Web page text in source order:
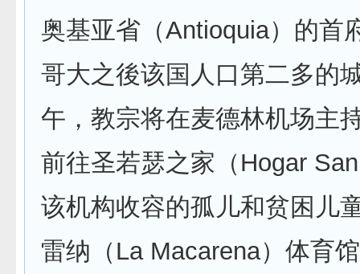
奥基亚省（Antioquia）的首
哥大之後该国人口第二多的
午，教宗将在麦德林机场主
前往圣若瑟之家（Hogar
该机构收容的孤儿和贫困儿
雷纳（La Macarena）体育